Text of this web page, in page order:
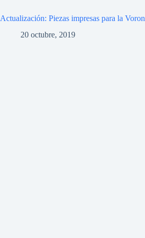
Actualización: Piezas impresas para la Voron
20 octubre, 2019